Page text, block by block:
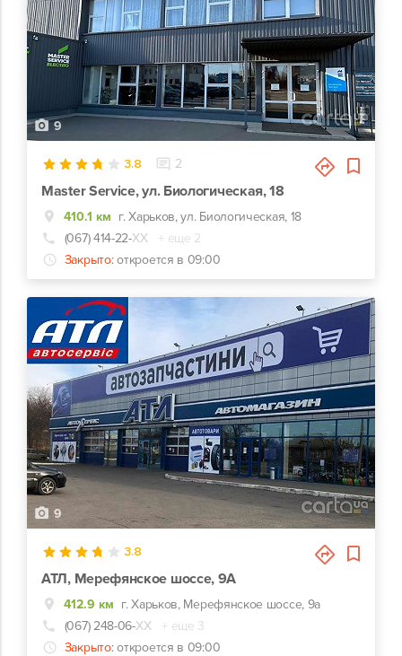
9
3.8 2
Master Service, ул. Биологическая, 18
410.1 км г. Харьков, ул. Биологическая, 18
(067) 414-22-ХХ
+ еще 2
Закрыто: откроется в 09:00
9
3.8
АТЛ, Мерефянское шоссе, 9А
412.9 км г. Харьков, Мерефянское шоссе, 9а
(067) 248-06-ХХ
+ еще 3
Закрыто: откроется в 09:00